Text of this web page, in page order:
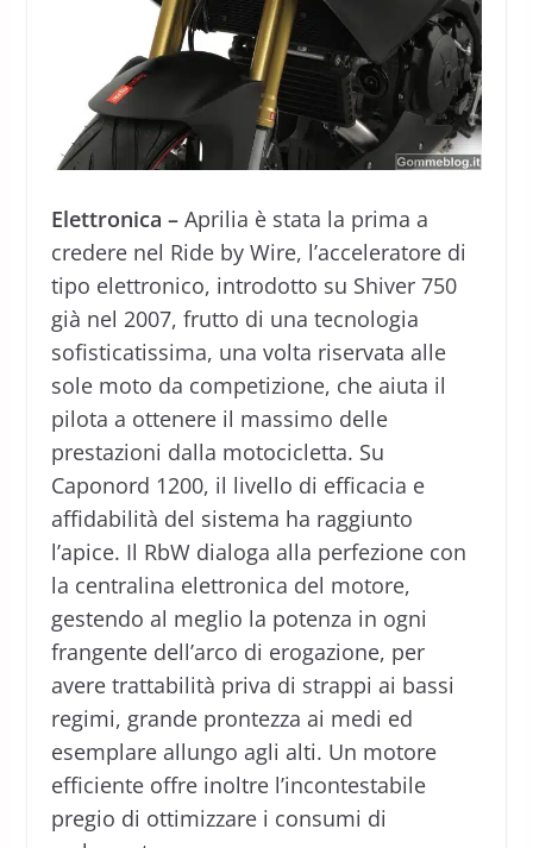
Elettronica – Aprilia è stata la prima a
credere nel Ride by Wire, l’acceleratore di
tipo elettronico, introdotto su Shiver 750
già nel 2007, frutto di una tecnologia
sofisticatissima, una volta riservata alle
sole moto da competizione, che aiuta il
pilota a ottenere il massimo delle
prestazioni dalla motocicletta. Su
Caponord 1200, il livello di efficacia e
affidabilità del sistema ha raggiunto
l’apice. Il RbW dialoga alla perfezione con
la centralina elettronica del motore,
gestendo al meglio la potenza in ogni
frangente dell’arco di erogazione, per
avere trattabilità priva di strappi ai bassi
regimi, grande prontezza ai medi ed
esemplare allungo agli alti. Un motore
efficiente offre inoltre l’incontestabile
pregio di ottimizzare i consumi di